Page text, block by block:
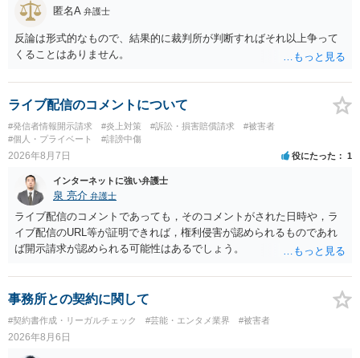
匿名A 弁護士
反論は形式的なもので、結果的に裁判所が判断すればそれ以上争って
くることはありません。
ライブ配信のコメントについて
#発信者情報開示請求 #炎上対策 #訴訟・損害賠償請求
#被害者
#個人・プライベート
#誹謗中傷
2026年8月7日 役にたった 1
インターネットに強い弁護士
泉 亮介 弁護士
ライブ配信のコメントであっても，そのコメントがされた日時や，ラ
イブ配信のURL等が証明できれば，権利侵害が認められるものであれ
ば開示請求が認められる可能性はあるでしょう。
事務所との契約に関して
#契約書作成・リーガルチェック #芸能・エンタメ業界 #被害者
2026年8月6日